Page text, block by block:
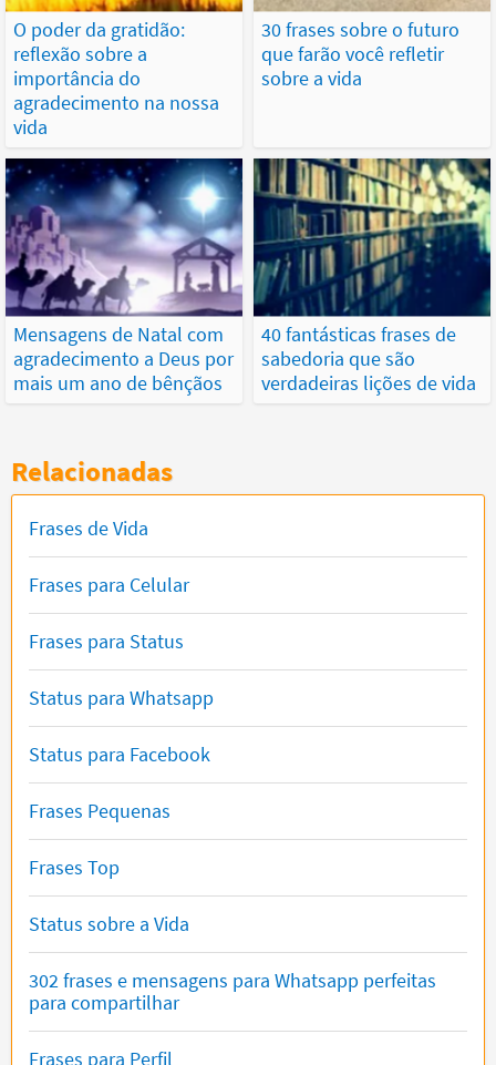
O poder da gratidão:
reflexão sobre a
importância do
agradecimento na nossa
vida
30 frases sobre o futuro
que farão você refletir
sobre a vida
Mensagens de Natal com
agradecimento a Deus por
mais um ano de bênçãos
40 fantásticas frases de
sabedoria que são
verdadeiras lições de vida
Relacionadas
Frases de Vida
Frases para Celular
Frases para Status
Status para Whatsapp
Status para Facebook
Frases Pequenas
Frases Top
Status sobre a Vida
302 frases e mensagens para Whatsapp perfeitas
para compartilhar
Frases para Perfil